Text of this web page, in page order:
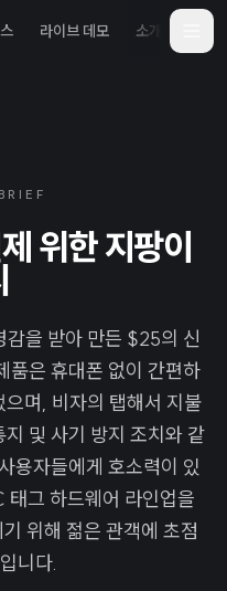
라이브 데모 소개
위한 지팡이
감을 받아 만든 $25의 신
품은 휴대폰 없이 간편하
며, 비자의 탭해서 지불
및 사기 방지 조치와 같
용자들에게 호소력이 있
그 하드웨어 라인업을
위해 젊은 관객에 초점
니다.